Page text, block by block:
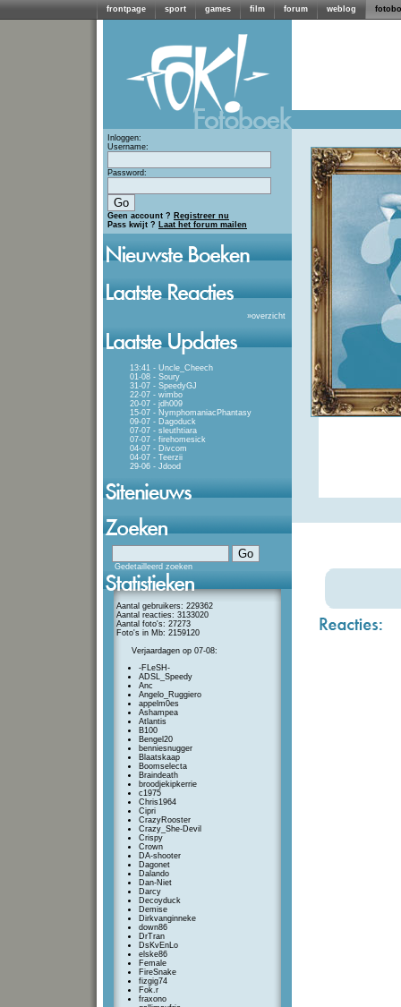
frontpage sport games film forum weblog
Inloggen:
Username:
Password:
Geen account ? Registreer nu
Pass kwijt ? Laat het forum mailen
»overzicht
13:41 - Uncle_Cheech
01-08 - Soury
31-07 - SpeedyGJ
22-07 - wimbo
20-07 - jdh009
15-07 - NymphomaniacPhantasy
09-07 - Dagoduck
07-07 - sleuthtiara
07-07 - firehomesick
04-07 - Divcom
04-07 - Teerzii
29-06 - Jdood
Gedetailleerd zoeken
Aantal gebruikers: 229362
Aantal reacties: 3133020
Aantal foto's: 27273
Foto's in Mb: 2159120
Verjaardagen op 07-08:
-FLeSH-
ADSL_Speedy
Anc
Angelo_Ruggiero
appelm0es
Ashampea
Atlantis
B100
Bengel20
benniesnugger
Blaatskaap
Boomselecta
Braindeath
broodjekipkerrie
c1975
Chris1964
Cipri
CrazyRooster
Crazy_She-Devil
Crispy
Crown
DA-shooter
Dagonet
Dalando
Dan-Niet
Darcy
Decoyduck
Demise
Dirkvanginneke
down86
DrTran
DsKvEnLo
elske86
Female
FireSnake
fizgig74
Fok.r
fraxono